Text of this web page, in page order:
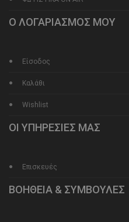
Ο ΛΟΓΑΡΙΑΣΜΟΣ ΜΟΥ
Είσοδος
Καλάθι
Wishlist
ΟΙ ΥΠΗΡΕΣΙΕΣ ΜΑΣ
Επισκευές
ΒΟΗΘΕΙΑ & ΣΥΜΒΟΥΛΕΣ